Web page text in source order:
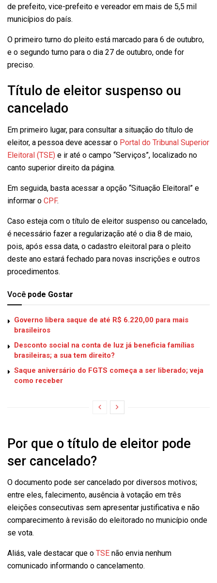
de prefeito, vice-prefeito e vereador em mais de 5,5 mil
municípios do país.
O primeiro turno do pleito está marcado para 6 de outubro,
e o segundo turno para o dia 27 de outubro, onde for
preciso.
Título de eleitor suspenso ou
cancelado
Em primeiro lugar, para consultar a situação do título de
eleitor, a pessoa deve acessar o Portal do Tribunal Superior
Eleitoral (TSE) e ir até o campo “Serviços”, localizado no
canto superior direito da página.
Em seguida, basta acessar a opção “Situação Eleitoral” e
informar o CPF.
Caso esteja com o título de eleitor suspenso ou cancelado,
é necessário fazer a regularização até o dia 8 de maio,
pois, após essa data, o cadastro eleitoral para o pleito
deste ano estará fechado para novas inscrições e outros
procedimentos.
Você pode Gostar
Governo libera saque de até R$ 6.220,00 para mais
brasileiros
Desconto social na conta de luz já beneficia famílias
brasileiras; a sua tem direito?
Saque aniversário do FGTS começa a ser liberado; veja
como receber
Por que o título de eleitor pode
ser cancelado?
O documento pode ser cancelado por diversos motivos;
entre eles, falecimento, ausência à votação em três
eleições consecutivas sem apresentar justificativa e não
comparecimento à revisão do eleitorado no município onde
se vota.
Aliás, vale destacar que o TSE não envia nenhum
comunicado informando o cancelamento.